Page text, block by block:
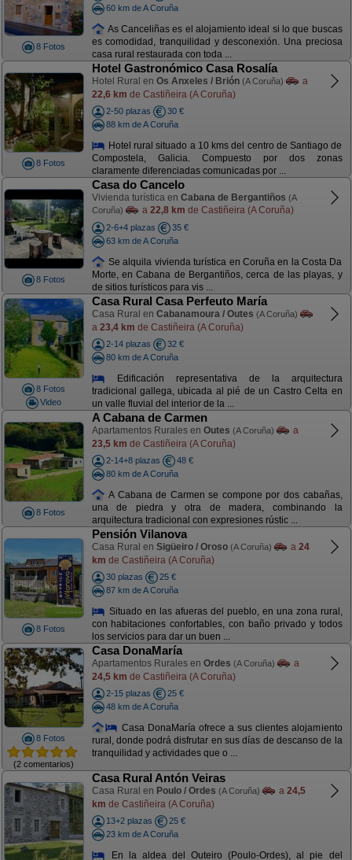
8 Fotos
60 km de A Coruña
As Canceliñas es el alojamiento ideal si lo que buscas
es comodidad, tranquilidad y desconexión. Una preciosa
casa rural restaurada con toda ...
8 Fotos
Hotel Gastronómico Casa Rosalía
Hotel Rural en Os Anxeles / Brión (A Coruña)
a
22,6 km de Castiñeira (A Coruña)
2-50 plazas
30 €
88 km de A Coruña
Hotel rural situado a 10 kms del centro de Santiago de
Compostela, Galicia. Compuesto por dos zonas
claramente diferenciadas comunicadas por ...
8 Fotos
Casa do Cancelo
Vivienda turística en Cabana de Bergantiños (A
Coruña)
a 22,8 km de Castiñeira (A Coruña)
2-6+4 plazas
35 €
63 km de A Coruña
Se alquila vivienda turística en Coruña en la Costa Da
Morte, en Cabana de Bergantiños, cerca de las playas, y
de sitios turísticos para vis ...
8 Fotos
Video
Casa Rural Casa Perfeuto María
Casa Rural en Cabanamoura / Outes (A Coruña)
a 23,4 km de Castiñeira (A Coruña)
2-14 plazas
32 €
80 km de A Coruña
Edificación representativa de la arquitectura
tradicional gallega, ubicada al pié de un Castro Celta en
un valle fluvial del interior de la ...
8 Fotos
A Cabana de Carmen
Apartamentos Rurales en Outes (A Coruña)
a
23,5 km de Castiñeira (A Coruña)
2-14+8 plazas
48 €
80 km de A Coruña
A Cabana de Carmen se compone por dos cabañas,
una de piedra y otra de madera, combinando la
arquitectura tradicional con expresiones rústic ...
8 Fotos
Pensión Vilanova
Casa Rural en Sigüeiro / Oroso (A Coruña) a 24
km de Castiñeira (A Coruña)
30 plazas
25 €
87 km de A Coruña
Situado en las afueras del pueblo, en una zona rural,
con habitaciones confortables, con baño privado y todos
los servicios para dar un buen ...
8 Fotos
(2 comentarios)
Casa DonaMaría
Apartamentos Rurales en Ordes (A Coruña)
a
24,5 km de Castiñeira (A Coruña)
2-15 plazas
25 €
48 km de A Coruña
Casa DonaMaría ofrece a sus clientes alojamiento
rural, donde podrá disfrutar en sus días de descanso de la
tranquilidad y actividades que o ...
Casa Rural Antón Veiras
Casa Rural en Poulo / Ordes (A Coruña) a 24,5
km de Castiñeira (A Coruña)
13+2 plazas
25 €
23 km de A Coruña
En la aldea del Outeiro (Poulo-Ordes), al pie del